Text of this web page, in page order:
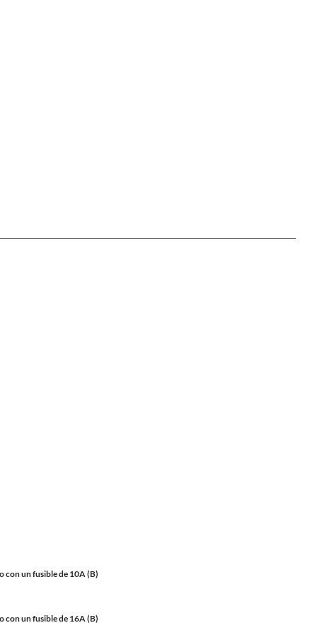
con un fusible de 10A (B)
con un fusible de 16A (B)